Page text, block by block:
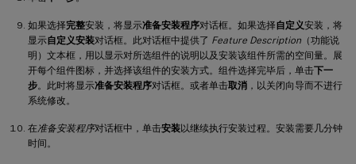
如果选择完整安装，将显示准备安装程序对话框。如果选择自定义安装，将
显示自定义安装对话框。此对话框中提供了 Feature Description （功能说
明）文本框，用以显示对所选组件的说明以及安装该组件所需的空间量。展
开每个组件图标，并选择该组件的安装方式。组件选择完毕后，单击下一
步。此时将显示准备安装程序对话框。或者单击取消 ，以关闭向导而不进行
系统修改。
在准备安装程序对话框中，单击安装以继续执行安装过程。安装需要几分钟
时间。